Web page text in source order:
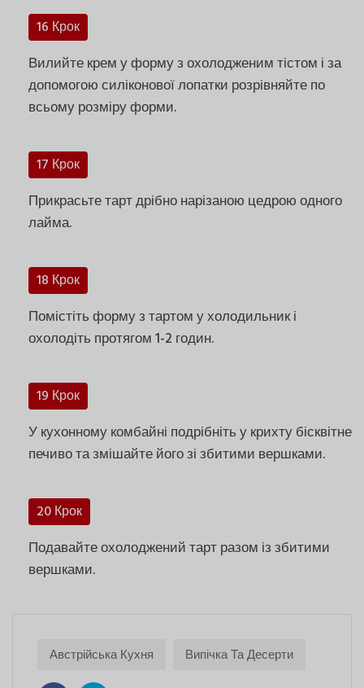
16 Крок
Вилийте крем у форму з охолодженим тістом і за
допомогою силіконової лопатки розрівняйте по
всьому розміру форми.
17 Крок
Прикрасьте тарт дрібно нарізаною цедрою одного
лайма.
18 Крок
Помістіть форму з тартом у холодильник і
охолодіть протягом 1-2 годин.
19 Крок
У кухонному комбайні подрібніть у крихту бісквітне
печиво та змішайте його зі збитими вершками.
20 Крок
Подавайте охолоджений тарт разом із збитими
вершками.
Австрійська Кухня Випічка Та Десерти